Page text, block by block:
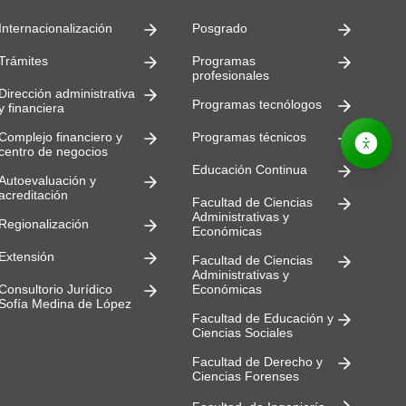
Internacionalización
Dirección administrativa
financiera
financiero y
de negocios
y
Regionalización
Extensión
Jurídico
Sofía Medina de López
Posgrado
Programas
profesionales
Programas tecnólogos
Programas técnicos
Educación Continua
Facultad de Ciencias
Administrativas y
Económicas
Facultad de Ciencias
Administrativas y
Económicas
Facultad de Educación y
Ciencias Sociales
Facultad de Derecho y
Ciencias Forenses